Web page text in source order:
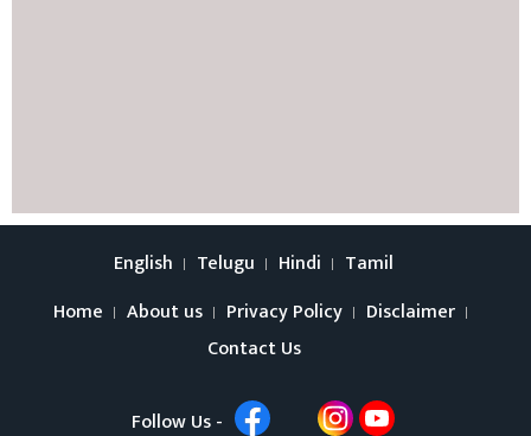
English Telugu Hindi
Tamil
Home
About us Privacy Policy
Disclaimer
Contact Us
Follow Us -